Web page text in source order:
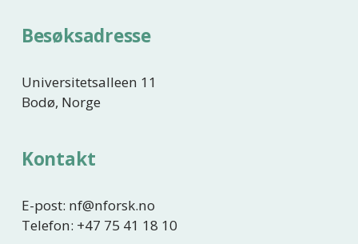
Besøksadresse
Universitetsalleen 11
Bodø, Norge
Kontakt
E-post: nf@nforsk.no
Telefon: +47 75 41 18 10